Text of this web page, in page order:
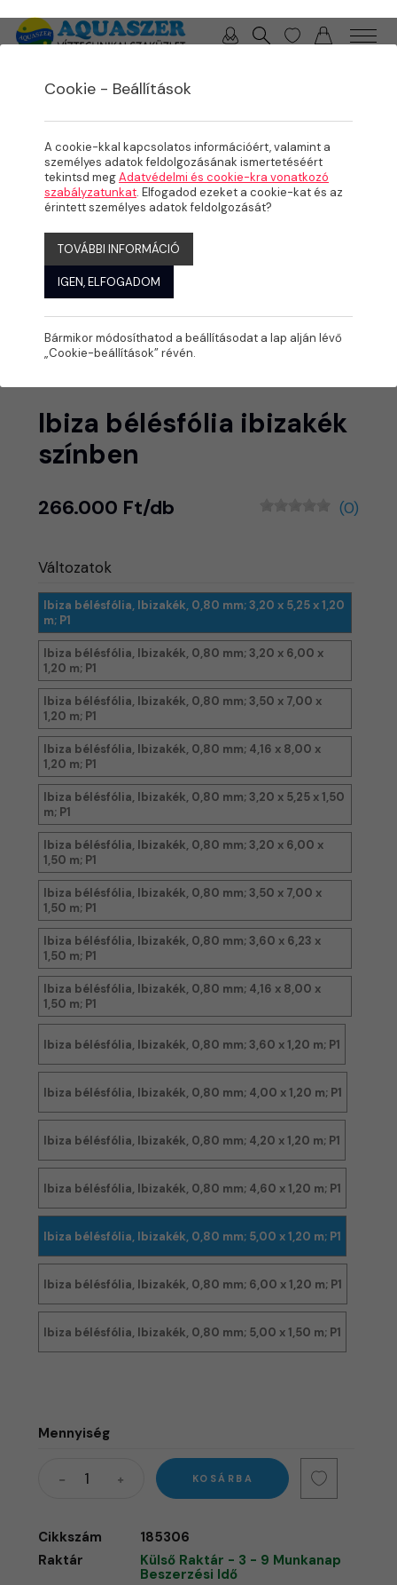
Ibiza bélésfólia ibizakék
színben
266.000 Ft/db (0)
Változatok
Ibiza bélésfólia, Ibizakék, 0,80 mm; 3,20 x 5,25 x 1,20
m; P1
Ibiza bélésfólia, Ibizakék, 0,80 mm; 3,20 x 6,00 x
1,20 m; P1
Ibiza bélésfólia, Ibizakék, 0,80 mm; 3,50 x 7,00 x
1,20 m; P1
Ibiza bélésfólia, Ibizakék, 0,80 mm; 4,16 x 8,00 x
1,20 m; P1
Ibiza bélésfólia, Ibizakék, 0,80 mm; 3,20 x 5,25 x 1,50
m; P1
Ibiza bélésfólia, Ibizakék, 0,80 mm; 3,20 x 6,00 x
1,50 m; P1
Ibiza bélésfólia, Ibizakék, 0,80 mm; 3,50 x 7,00 x
1,50 m; P1
Ibiza bélésfólia, Ibizakék, 0,80 mm; 3,60 x 6,23 x
1,50 m; P1
Ibiza bélésfólia, Ibizakék, 0,80 mm; 4,16 x 8,00 x
1,50 m; P1
Ibiza bélésfólia, Ibizakék, 0,80 mm; 3,60 x 1,20 m; P1
Ibiza bélésfólia, Ibizakék, 0,80 mm; 4,00 x 1,20 m; P1
Ibiza bélésfólia, Ibizakék, 0,80 mm; 4,20 x 1,20 m; P1
Ibiza bélésfólia, Ibizakék, 0,80 mm; 4,60 x 1,20 m; P1
Ibiza bélésfólia, Ibizakék, 0,80 mm; 5,00 x 1,20 m; P1
Ibiza bélésfólia, Ibizakék, 0,80 mm; 6,00 x 1,20 m; P1
Ibiza bélésfólia, Ibizakék, 0,80 mm; 5,00 x 1,50 m; P1
Mennyiség
KOSÁRBA
Cikkszám
185306
Raktár
Külső Raktár - 3 - 9 Munkanap
Beszerzési Idő
Cookie - Beállítások
A cookie-kkal kapcsolatos információért, valamint a
személyes adatok feldolgozásának ismertetéséért
tekintsd megAdatvédelmi és cookie-kra vonatkozó
szabályzatunkat. Elfogadod ezeket a cookie-kat és az
érintett személyes adatok feldolgozását?
TOVÁBBI INFORMÁCIÓ
IGEN, ELFOGADOM
Bármikor módosíthatod a beállításodat a lap alján lévő
„Cookie-beállítások” révén.